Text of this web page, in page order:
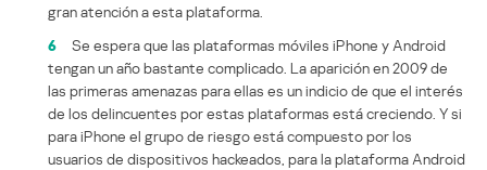
gran atención a esta plataforma.
6
Se espera que las plataformas móviles iPhone y Android
tengan un año bastante complicado. La aparición en 2009 de
las primeras amenazas para ellas es un indicio de que el interés
de los delincuentes por estas plataformas está creciendo. Y si
para iPhone el grupo de riesgo está compuesto por los
usuarios de dispositivos hackeados, para la plataforma Android